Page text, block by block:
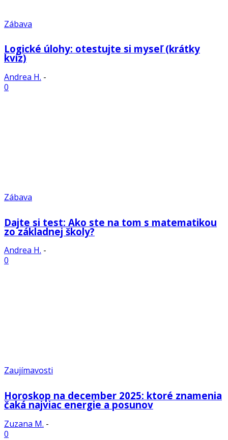
Zábava
Logické úlohy: otestujte si myseľ (krátky
kvíz)
Andrea H. -
0
Zábava
Dajte si test: Ako ste na tom s matematikou
zo základnej školy?
Andrea H. -
0
Zaujímavosti
Horoskop na december 2025: ktoré znamenia
čaká najviac energie a posunov
Zuzana M. -
0